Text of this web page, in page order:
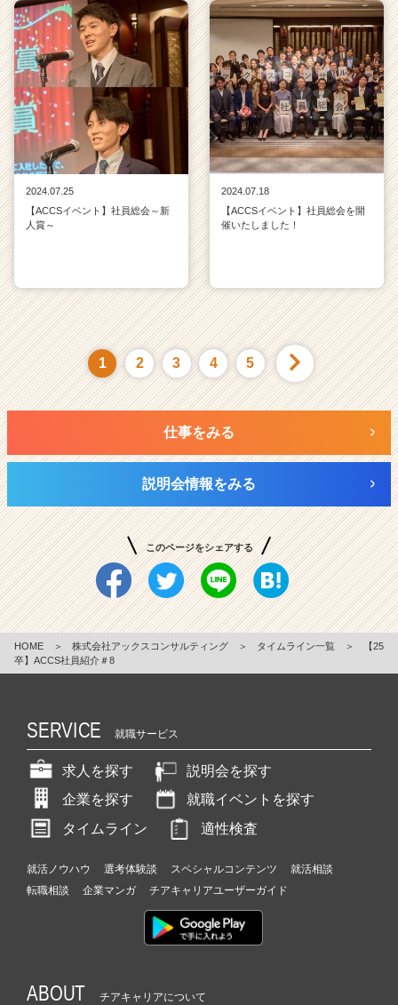
2024.07.25
【ACCSイベント】社員総会～新
人賞～
2024.07.18
【ACCSイベント】社員総会を開
催いたしました！
1 2 3 4 5
仕事をみる
説明会情報をみる
このページをシェアする
HOME ＞ 株式会社アックスコンサルティング ＞ タイムライン一覧 ＞
【25
卒】ACCS社員紹介＃8
SERVICE 就職サービス
求人を探す
説明会を探す
企業を探す
就職イベントを探す
タイムライン
適性検査
就活ノウハウ 選考体験談 スペシャルコンテンツ
就活相談
転職相談
企業マンガ チアキャリアユーザーガイド
ABOUT チアキャリアについて